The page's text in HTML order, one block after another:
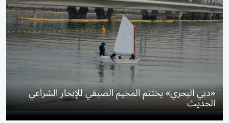
«دبي البحري» يختتم المخيم الصيفي للإبحار الشراعي
الحديث